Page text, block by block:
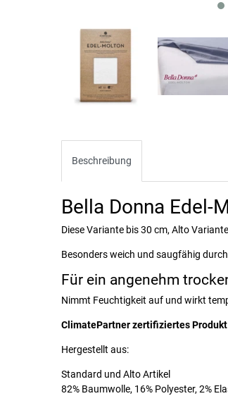
Beschreibung
Bella Donna Edel-
Diese Variante bis 30 cm, Alto
Besonders weich und saugfähig
Für ein angenehm
Nimmt Feuchtigkeit auf und wirkt
ClimatePartner zertifiziertes Produkt
Hergestellt aus:
Standard und Alto Artikel
82% Baumwolle, 16% Polyester, 2%